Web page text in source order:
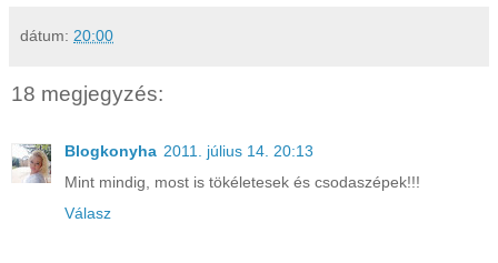
dátum: 20:00
18 megjegyzés:
Blogkonyha 2011. július 14. 20:13
Mint mindig, most is tökéletesek és csodaszépek!!!
Válasz